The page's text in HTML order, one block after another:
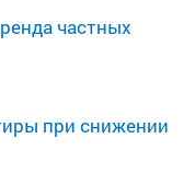
частных
при снижении